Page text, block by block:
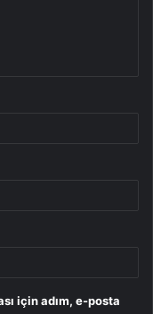
için adım, e-posta